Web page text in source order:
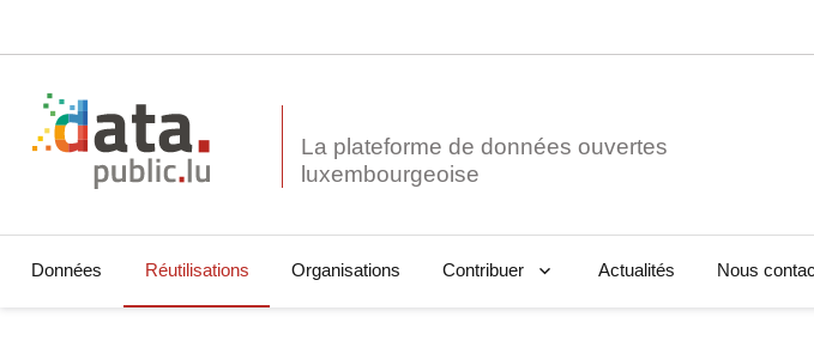
La plateforme de données ouvertes
Données Réutilisations Organisations Contribuer Actualités Nous